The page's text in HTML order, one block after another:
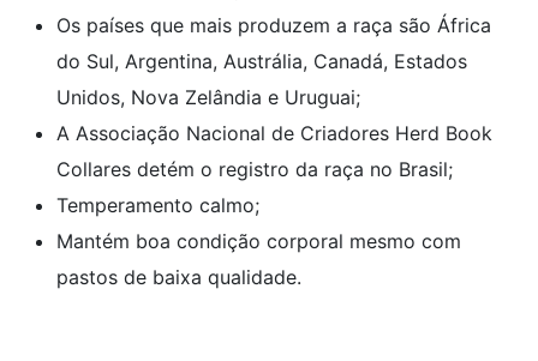
Os países que mais produzem a raça são África
do Sul, Argentina, Austrália, Canadá, Estados
Unidos, Nova Zelândia e Uruguai;
A Associação Nacional de Criadores Herd Book
Collares detém o registro da raça no Brasil;
Temperamento calmo;
Mantém boa condição corporal mesmo com
pastos de baixa qualidade.